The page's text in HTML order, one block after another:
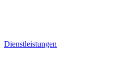
Dienstleistungen